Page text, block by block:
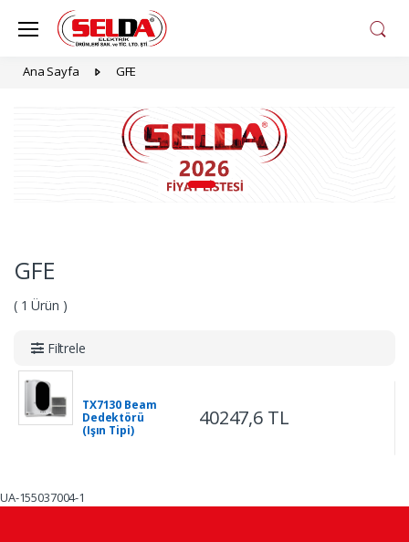
Ana Sayfa GFE
GFE
( 1 Ürün )
Filtrele
TX7130 Beam
Dedektörü
(Işın Tipi)
40247,6 TL
UA-155037004-1